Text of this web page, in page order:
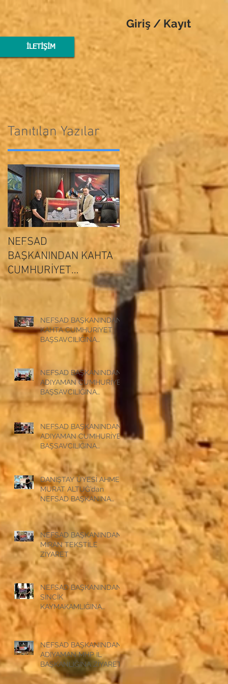
İLETİŞİM
Giriş / Kayıt
Tanıtılan Yazılar
NEFSAD
BAŞKANINDAN KAHTA
CUMHURİYET
BAŞSAVCILIĞINA
NEFSAD
BAŞKANINDAN
ADIYAMAN
CUMHURİYET
BAŞSAVCILIĞINA
ZİYARET
NEFSAD BAŞKANINDAN
KAHTA CUMHURİYET
BAŞSAVCILIĞINA
NEFSAD BAŞKANINDAN
ADIYAMAN CUMHURİYET
BAŞSAVCILIĞINA
ZİYARET
NEFSAD BAŞKANINDAN
ADIYAMAN CUMHURİYET
BAŞSAVCILIĞINA
ZİYARET
DANIŞTAY ÜYESİ AHMET
MURAT ALTUĞ’dan
NEFSAD BAŞKANINA
ZİYARET
NEFSAD BAŞKANINDAN
MİRAN TEKSTİLE
ZİYARET
NEFSAD BAŞKANINDAN
SİNCİK
KAYMAKAMLIĞINA
ZİYARET
NEFSAD BAŞKANINDAN
ADIYAMAN MHP İL
BAŞKANLIĞINA ZİYARET